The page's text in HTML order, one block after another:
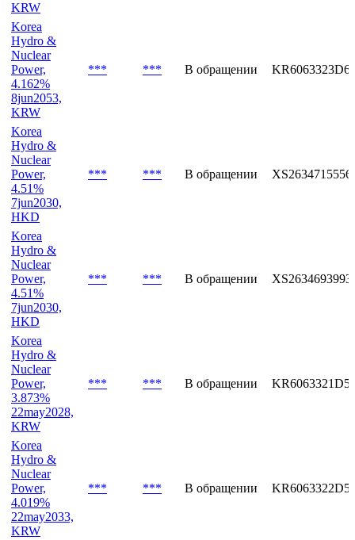
KRW
Korea
Hydro &
Nuclear
Power,
4.162%
8jun2053,
KRW
*** *** В обращении
Korea
Hydro &
Nuclear
Power,
4.51%
7jun2030,
HKD
*** *** В обращении XS2634715556
Korea
Hydro &
Nuclear
Power,
4.51%
7jun2030,
HKD
*** *** В обращении XS2634693993
Korea
Hydro &
Nuclear
Power,
3.873%
22may2028,
KRW
*** *** В обращении
Korea
Hydro &
Nuclear
Power,
4.019%
22may2033,
KRW
*** *** В обращении